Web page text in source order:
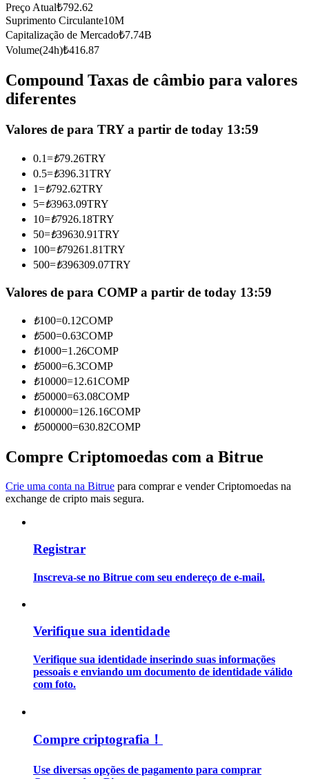
Copiar Trading
Junte-se aos principais traders
Torne-se um Trader de Cópias
Desfrute da partilha de lucros e comissões de copy trading
Informação
Análise de big data, incluindo informações comerciais, etc.
Guia
Estratégias de negociação
Aprenda como se manter lucrativo
Preço Atual₺792.62
Suprimento Circulante10M
Capitalização de Mercado₺7.74B
Volume(24h)₺416.87
Compound Taxas de câmbio para valores
diferentes
Valores de para TRY a partir de today 13:59
0.1=₺79.26TRY
0.5=₺396.31TRY
1=₺792.62TRY
5=₺3963.09TRY
10=₺7926.18TRY
50=₺39630.91TRY
100=₺79261.81TRY
500=₺396309.07TRY
Valores de para COMP a partir de today 13:59
₺100=0.12COMP
₺500=0.63COMP
₺1000=1.26COMP
₺5000=6.3COMP
₺10000=12.61COMP
₺50000=63.08COMP
₺100000=126.16COMP
₺500000=630.82COMP
Compre Criptomoedas com a Bitrue
Crie uma conta na Bitrue para comprar e vender Criptomoedas na
exchange de cripto mais segura.
Registrar
Inscreva-se no Bitrue com seu endereço de e-mail.
Verifique sua identidade
Verifique sua identidade inserindo suas informações
pessoais e enviando um documento de identidade válido
com foto.
Compre criptografia！
Use diversas opções de pagamento para comprar